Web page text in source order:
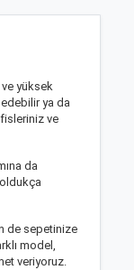
yüksek
ya da
ve
da
de sepetinize
model,
veriyoruz.